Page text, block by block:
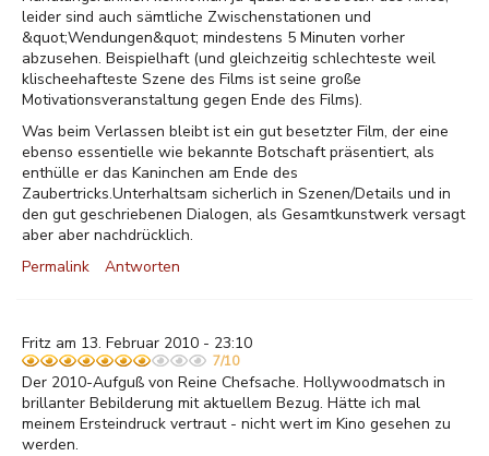
leider sind auch sämtliche Zwischenstationen und
&quot;Wendungen&quot; mindestens 5 Minuten vorher
abzusehen. Beispielhaft (und gleichzeitig schlechteste weil
klischeehafteste Szene des Films ist seine große
Motivationsveranstaltung gegen Ende des Films).
Was beim Verlassen bleibt ist ein gut besetzter Film, der eine
ebenso essentielle wie bekannte Botschaft präsentiert, als
enthülle er das Kaninchen am Ende des
Zaubertricks.Unterhaltsam sicherlich in Szenen/Details und in
den gut geschriebenen Dialogen, als Gesamtkunstwerk versagt
aber aber nachdrücklich.
Permalink
Antworten
Fritz am 13. Februar 2010 - 23:10
7/10
Der 2010-Aufguß von Reine Chefsache. Hollywoodmatsch in
brillanter Bebilderung mit aktuellem Bezug. Hätte ich mal
meinem Ersteindruck vertraut - nicht wert im Kino gesehen zu
werden.